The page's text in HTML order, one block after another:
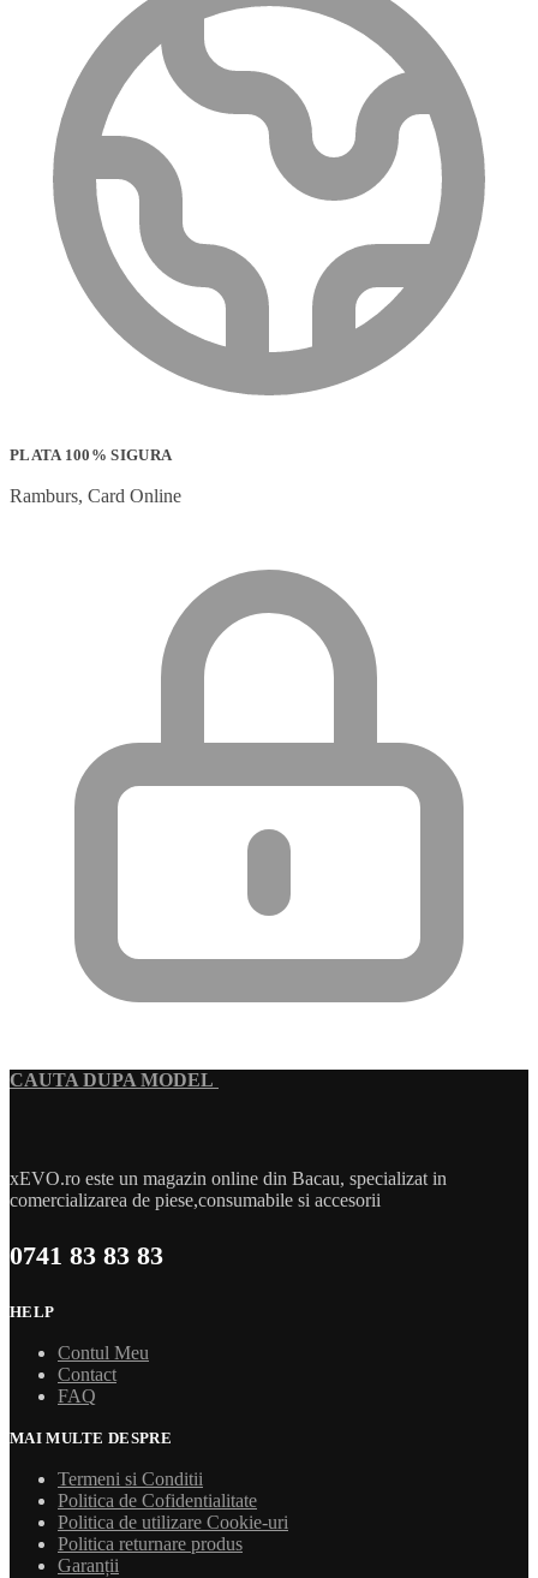
PLATA 100% SIGURA
Ramburs, Card Online
CAUTA DUPA MODEL
xEVO.ro este un magazin online din Bacau, specializat in
comercializarea de piese,consumabile si accesorii
0741 83 83 83
HELP
Contul Meu
Contact
FAQ
MAI MULTE DESPRE
Termeni si Conditii
Politica de Cofidentialitate
Politica de utilizare Cookie-uri
Politica returnare produs
Garanții